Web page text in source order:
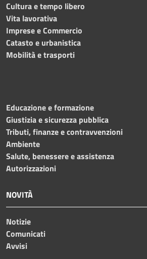
Cultura e tempo libero
Vita lavorativa
Imprese e Commercio
Catasto e urbanistica
Mobilità e trasporti
Educazione e formazione
Giustizia e sicurezza pubblica
Tributi, finanze e contravvenzioni
Ambiente
Salute, benessere e assistenza
Autorizzazioni
NOVITÀ
Notizie
Comunicati
Avvisi